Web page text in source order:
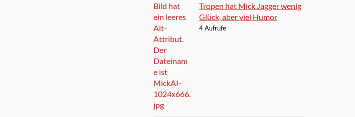
Tropen hat Mick Jagger wenig
Glück, aber viel Humor
4 Aufrufe